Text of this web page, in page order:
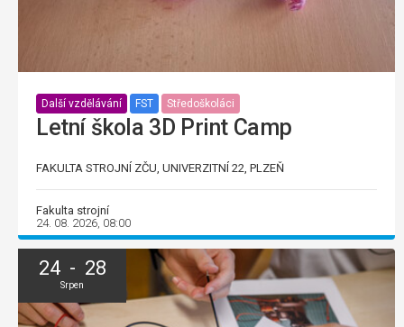
Další vzdělávání FST Středoškoláci
Letní škola 3D Print Camp
FAKULTA STROJNÍ ZČU, UNIVERZITNÍ 22, PLZEŇ
Fakulta strojní
24. 08. 2026, 08:00
24 - 28
Srpen